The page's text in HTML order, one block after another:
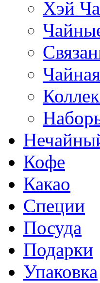
Хэй Ча
Кофе
Какао
Специи
Посуда
Подарки
Упаковка